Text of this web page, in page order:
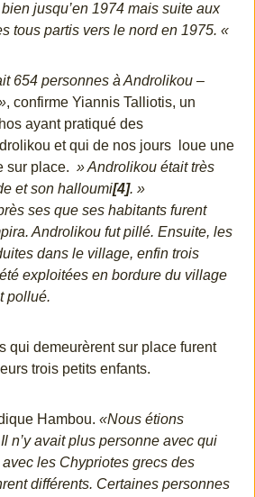
jusqu’en 1974 mais suite aux
tous partis vers le nord en 1975. «
654 personnes à Androlikou –
, confirme Yiannis Talliotis, un
ayant pratiqué des
et qui de nos jours loue une
sur place. » Androlikou était très
et son halloumi[4]. »
ses que ses habitants furent
Androlikou fut pillé. Ensuite, les
dans le village, enfin trois
exploitées en bordure du village
pollué.
qui demeurèrent sur place furent
trois petits enfants.
Hambou. «Nous étions
n’y avait plus personne avec qui
les Chypriotes grecs des
différents. Certaines personnes